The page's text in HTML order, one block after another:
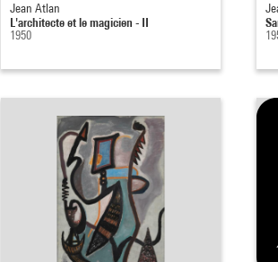
Jean Atlan
L'architecte et le magicien - II
1950